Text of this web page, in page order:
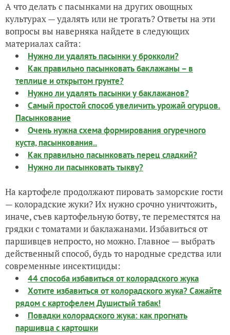
А что делать с пасынками на других овощных
культурах — удалять или не трогать? Ответы на эти
вопросы вы наверняка найдете в следующих
материалах сайта:
Нужно ли удалять пасынки у брокколи?
Как правильно пасынковать баклажаны – в
теплице и открытом грунте?
Нужно ли удалять пасынки у баклажанов?
Самый простой способ увеличить урожай огурцов.
Пасынкование
Очень нужна схема формирования огуречного
куста, пасынкования..
Как правильно пасынковать перец сладкий?
Нужно ли пасынковать тыкву?
На картофеле продолжают пировать заморские гости
— колорадские жуки? Их нужно срочно уничтожить,
иначе, съев картофельную ботву, те переместятся на
грядки с томатами и баклажанами. Избавиться от
паршивцев непросто, но можно. Главное — выбрать
действенный способ, будь то народные средства или
современные инсектициды:
44 способа избавиться от колорадского жука
Хотите избавиться от колорадского жука? Сажайте
рядом с картофелем Душистый табак!
Повадки колорадского жука: как прогнать
паршивца с картошки